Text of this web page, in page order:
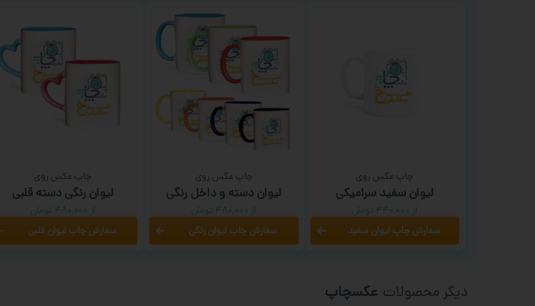
چاپ عکس روی
لیوان سفید سرامیکی
از ۴۴۰,۰۰۰ تومان
سفارش چاپ لیوان سفید
چاپ عکس روی
لیوان دسته و داخل رنگی
از ۴۸۰,۰۰۰ تومان
سفارش چاپ لیوان رنگی
چاپ عکس روی
لیوان رنگی دسته قلبی
از ۴۸۰,۰۰۰ تومان
سفارش چاپ لیوان قلبی
دیگر محصولات عکسچاپ